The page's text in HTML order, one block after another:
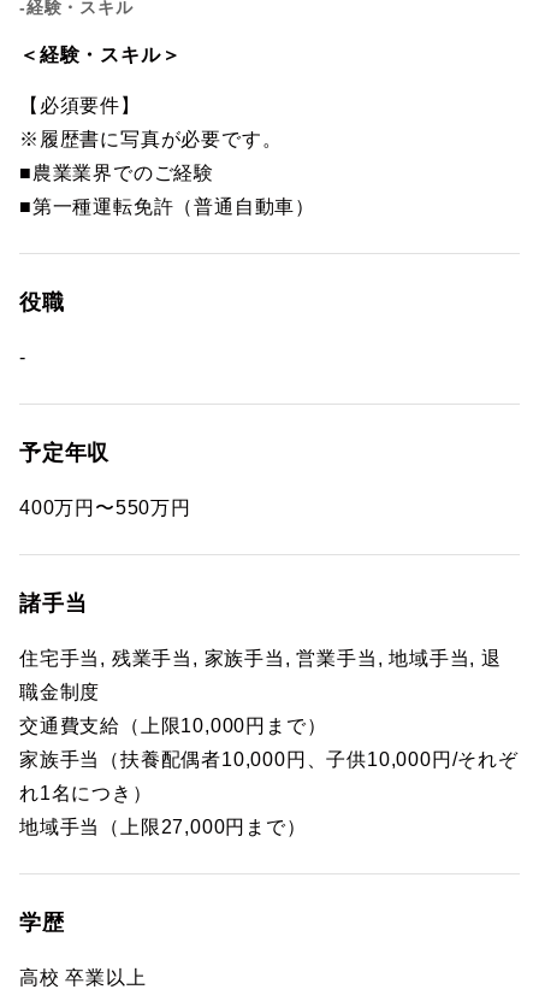
-経験・スキル
＜経験・スキル＞
【必須要件】
※履歴書に写真が必要です。
■農業業界でのご経験
■第一種運転免許（普通自動車）
役職
-
予定年収
400万円〜550万円
諸手当
住宅手当, 残業手当, 家族手当, 営業手当, 地域手当, 退
職金制度
交通費支給（上限10,000円まで）
家族手当（扶養配偶者10,000円、子供10,000円/それぞ
れ1名につき）
地域手当（上限27,000円まで）
学歴
高校 卒業以上